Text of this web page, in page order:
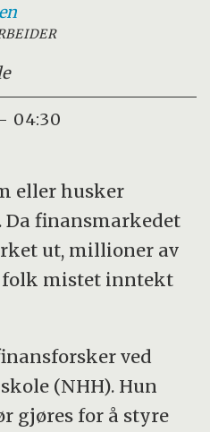
- 04:30
eller husker
finansmarkedet
ut, millioner av
mistet inntekt
ved
(NHH). Hun
gjøres for å styre